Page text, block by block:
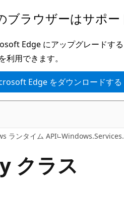
ブラウザーはサポー
Edge にアップグレードす
利用できます。
Edge をダウンロードする
ランタイム API
クラス